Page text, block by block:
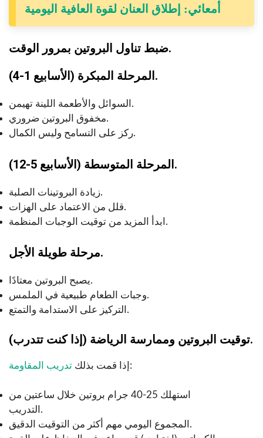
أمعائي: إطلاق العنان لقوة العافية اليومية
ضبط تناول البروتين بمرور الوقت.
المرحلة المبكرة (الأسابيع 1-4).
السوائل والأطعمة اللينة تهيمن.
مخفوق البروتين ضروري.
ركز على التسامح وليس الكمال.
المرحلة المتوسطة (الأسابيع 5-12).
زيادة البروتينات الصلبة.
قلل من الاعتماد على الهزات.
ابدأ المزيد من توقيت الوجبات المنظمة.
مرحلة طويلة الأجل.
يصبح البروتين معتادًا.
وجبات الطعام طبيعية في الملمس.
التركيز على الاستدامة والتمتع.
توقيت البروتين وممارسة الرياضة (إذا كنت تتدرب).
إذا قمت بذلك تدريب المقاومة :
استهلك 25-40 جرام بروتين خلال ساعتين من
التدريب.
المجموع اليومي مهم أكثر من التوقيت الدقيق.